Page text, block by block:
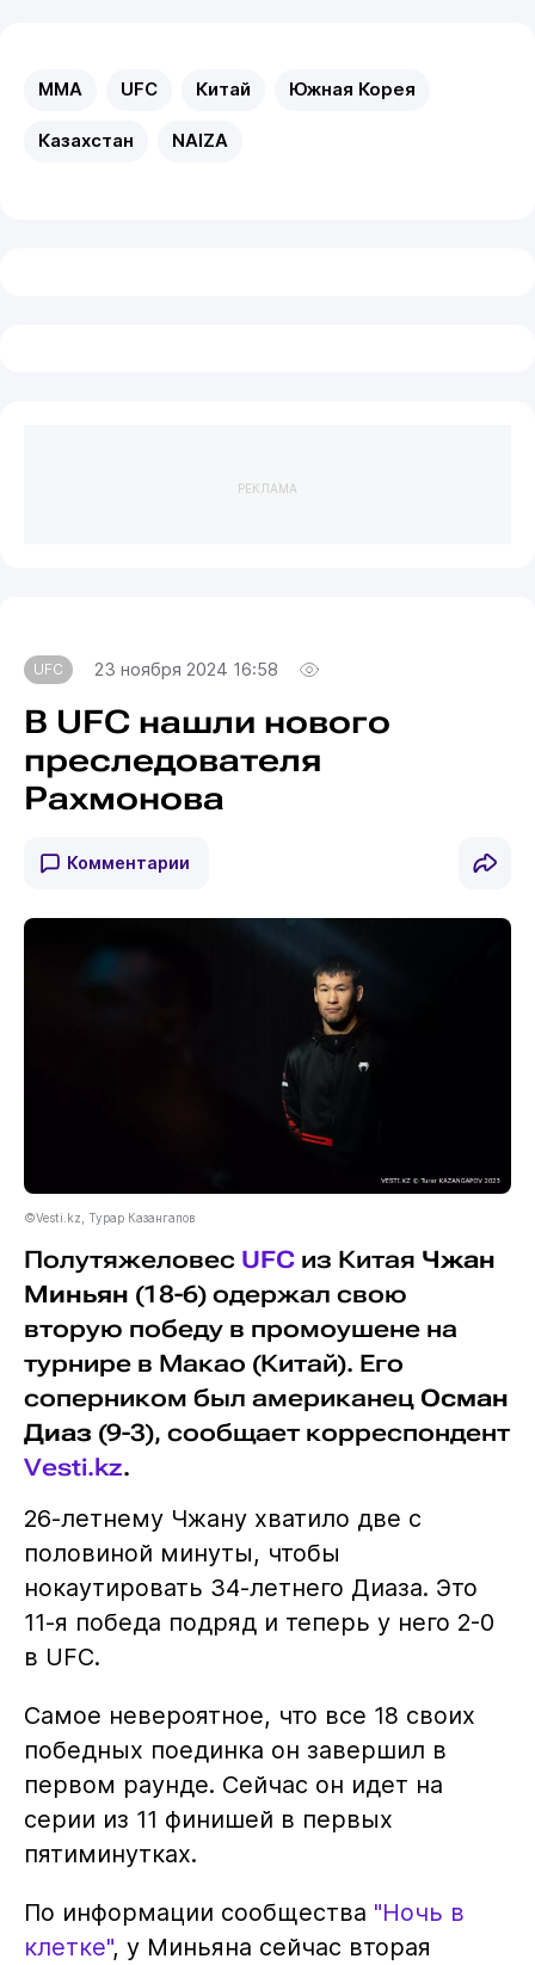
MMA UFC Китай Южная Корея
Казахстан NAIZA
РЕКЛАМА
UFC 23 ноября 2024 16:58
В UFC нашли нового
преследователя
Рахмонова
Комментарии
©Vesti.kz, Турар Казангапов
Полутяжеловес UFCиз Китая Чжан
Миньян (18-6) одержал свою
вторую победу в промоушене на
турнире в Макао (Китай). Его
соперником был американец Осман
Диаз (9-3), сообщает корреспондент
Vesti.kz.
26-летнему Чжану хватило две с
половиной минуты, чтобы
нокаутировать 34-летнего Диаза. Это
11-я победа подряд и теперь у него 2-0
в UFC.
Самое невероятное, что все 18 своих
победных поединка он завершил в
первом раунде. Сейчас он идет на
серии из 11 финишей в первых
пятиминутках.
По информации сообщества "Ночь в
клетке", у Миньяна сейчас вторая